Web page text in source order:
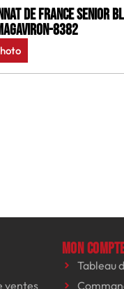
de France senior
8382
ventes
Mon
Tableau